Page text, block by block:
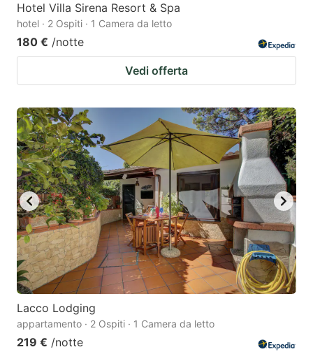
Hotel Villa Sirena Resort & Spa
hotel · 2 Ospiti · 1 Camera da letto
180 € /notte
Vedi offerta
Lacco Lodging
appartamento · 2 Ospiti · 1 Camera da letto
219 € /notte